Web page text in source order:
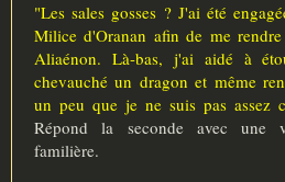
"Les sales gosses ? J'ai été
Milice d'Oranan afin de me
Aliaénon. Là-bas, j'ai aidé à
chevauché un dragon et même
un peu que je ne suis pas assez
Répond la seconde avec une
familière.